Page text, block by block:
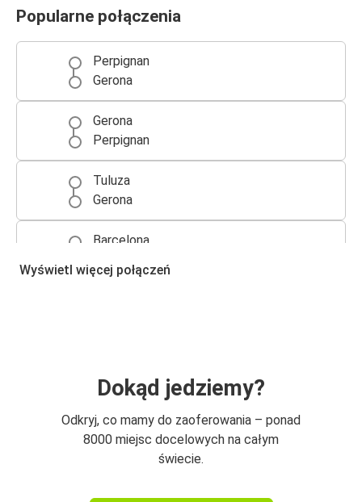
Popularne połączenia
Perpignan
Gerona
Gerona
Perpignan
Tuluza
Gerona
Barcelona
Barcelona
Gerona
Sant Feliu de Guixols
Gerona
Wyświetl więcej połączeń
Dokąd jedziemy?
Odkryj, co mamy do zaoferowania – ponad
8000 miejsc docelowych na całym
świecie.